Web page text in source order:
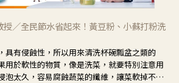
授／全民節水省起來！黃豆粉、小蘇打粉洗
具有侵蝕性，所以用來清洗杯碗瓢盆之類的
用於軟性的物質，像是洗菜，就要特別注意用
泡太久，容易腐蝕蔬菜的纖維，讓菜軟掉不清